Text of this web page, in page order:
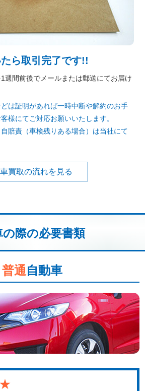
ら取引完了です!!
週間前後でメールまたは郵送にてお届け
は証明があれば一時中断や解約のお手
様にてご対応お願いいたします。
賠責（車検残りある場合）は当社にて
買取の流れを見る
の際の必要書類
普通自動車
★